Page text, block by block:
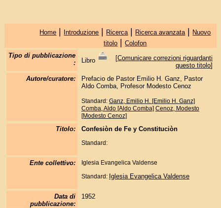
Home | Introduzione | Ricerca | Ricerca avanzata | Nuovo
titolo |Colofon
Tipo di pubblicazione
:
Libro [Comunicare correzioni riguardanti
questo titolo]
Autore/curatore:
Prefacio de Pastor Emilio H. Ganz, Pastor
Aldo Comba, Profesor Modesto Cenoz
Standard: Ganz, Emilio H. [Emilio H. Ganz]
Comba, Aldo [Aldo Comba] Cenoz, Modesto
[Modesto Cenoz]
Titolo: Confesiòn de Fe y Constituciòn
Standard:
Ente collettivo: Iglesia Evangelica Valdense
Standard: Iglesia Evangelica Valdense
Data di
pubblicazione:
1952